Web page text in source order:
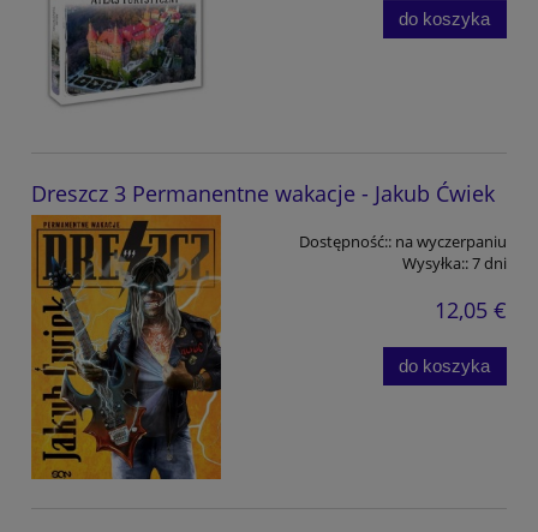
do koszyka
Dreszcz 3 Permanentne wakacje - Jakub Ćwiek
Dostępność:: na wyczerpaniu
Wysyłka::7 dni
12,05 €
do koszyka